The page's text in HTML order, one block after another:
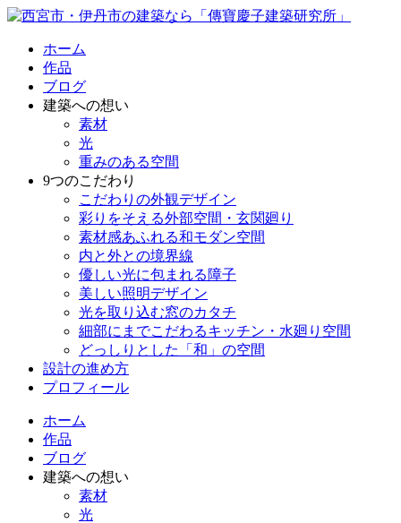
ホーム
作品
ブログ
建築への想い
素材
光
重みのある空間
9つのこだわり
こだわりの外観デザイン
彩りをそえる外部空間・玄関廻り
素材感あふれる和モダン空間
内と外との境界線
優しい光に包まれる障子
美しい照明デザイン
光を取り込む窓のカタチ
細部にまでこだわるキッチン・水廻り空間
どっしりとした「和」の空間
設計の進め方
プロフィール
ホーム
作品
ブログ
建築への想い
素材
光